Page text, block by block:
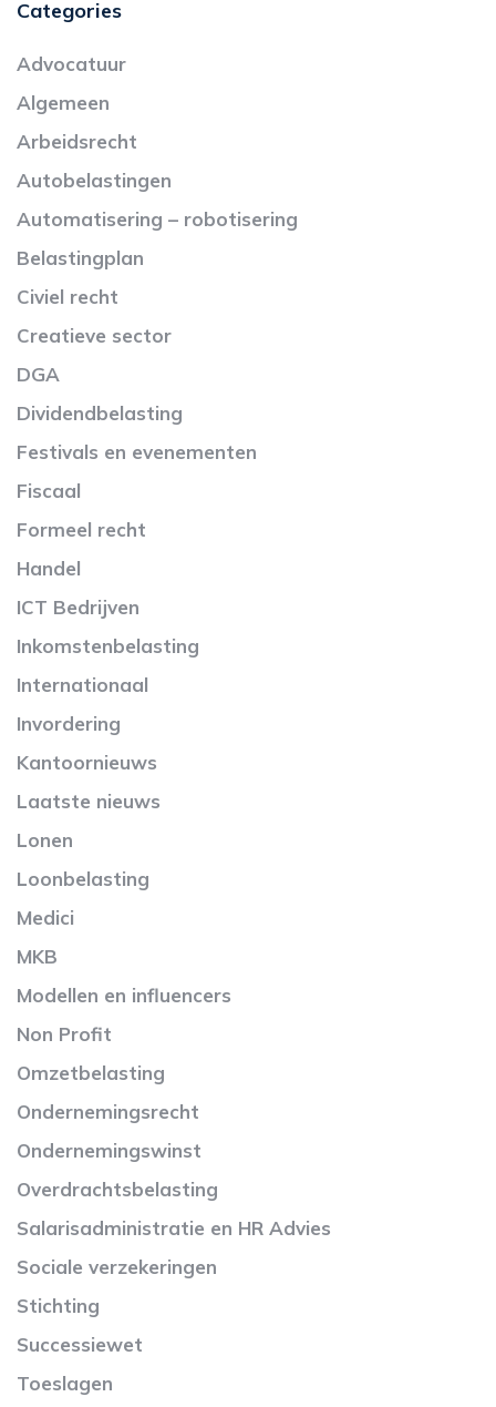
Categories
Advocatuur
Algemeen
Arbeidsrecht
Autobelastingen
Automatisering – robotisering
Belastingplan
Civiel recht
Creatieve sector
DGA
Dividendbelasting
Festivals en evenementen
Fiscaal
Formeel recht
Handel
ICT Bedrijven
Inkomstenbelasting
Internationaal
Invordering
Kantoornieuws
Laatste nieuws
Lonen
Loonbelasting
Medici
MKB
Modellen en influencers
Non Profit
Omzetbelasting
Ondernemingsrecht
Ondernemingswinst
Overdrachtsbelasting
Salarisadministratie en HR Advies
Sociale verzekeringen
Stichting
Successiewet
Toeslagen